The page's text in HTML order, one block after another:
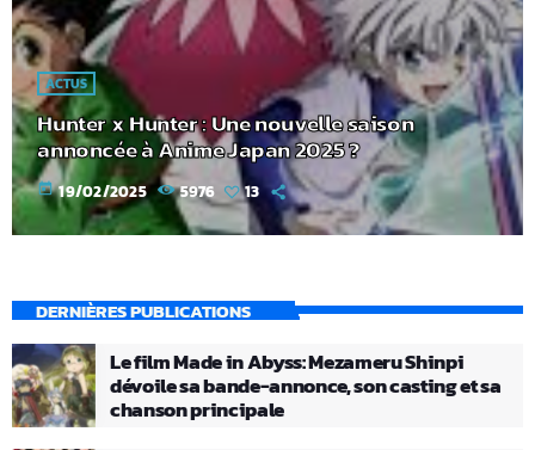
ACTUS
Hunter x Hunter : Une nouvelle saison
annoncée à Anime Japan 2025 ?
today 19/02/2025 5976 13
DERNIÈRES PUBLICATIONS
Le film Made in Abyss: Mezameru Shinpi
dévoile sa bande-annonce, son casting et sa
chanson principale